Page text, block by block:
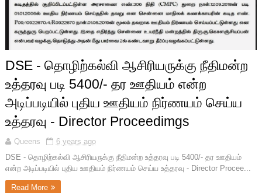
DSE - தொழிற்கல்வி ஆசிரியருக்கு நீதிமன்ற
உத்தரவு படி 5400/- தர ஊதியம் என்ற
அடிப்படியில் புதிய ஊதியம் நிர்ணயம் செய்ய
உத்தரவு - Director Proceedimgs
Queens
6 years ago
DSE - தொழிற்கல்வி ஆசிரியருக்கு நீதிமன்ற உத்தரவு படி 5400/- தர ஊதியம்
என்ற அடிப்படியில் புதிய ஊதியம் நிர்ணயம் செய்ய உத்தரவு - Director Procee...
Read More